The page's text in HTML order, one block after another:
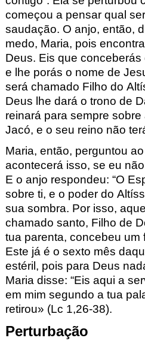
começou a pensar qual
saudação. O anjo, então,
medo, Maria, pois
Deus. Eis que
e lhe porás o nome de
será chamado Filho do
Deus lhe dará o trono de
reinará para sempre
Jacó, e o seu reino não
Maria, então, perguntou
acontecerá isso, se eu
E o anjo respondeu: “O
sobre ti, e o poder do
sua sombra. Por isso,
chamado santo, Filho de
tua parenta, concebeu um
Este já é o sexto mês
estéril, pois para Deus
Maria disse: “Eis aqui a
em mim segundo a tua
retirou» (Lc 1,26-38).
Perturbação